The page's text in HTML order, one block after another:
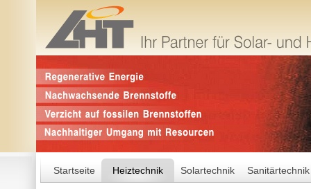
Startseite Heiztechnik Solartechnik Sanitärtechnik